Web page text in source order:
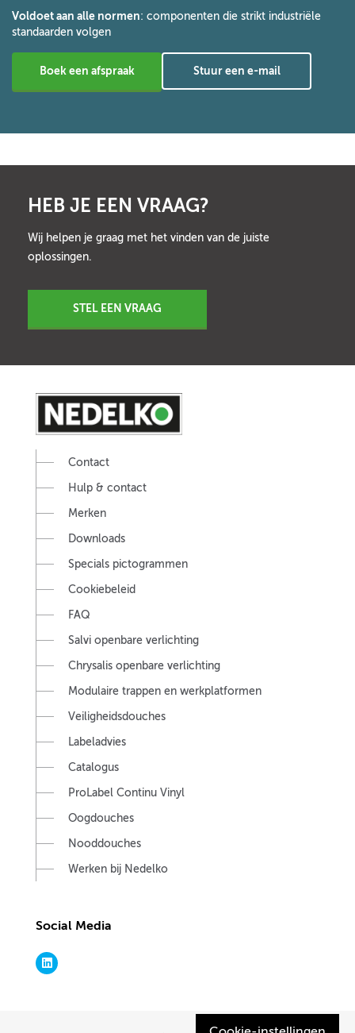
Voldoet aan alle normen: componenten die strikt industriële
standaarden volgen
Boek een afspraak Stuur een e-mail
HEB JE EEN VRAAG?
Wij helpen je graag met het vinden van de juiste
oplossingen.
STEL EEN VRAAG
Contact
Hulp & contact
Merken
Downloads
Specials pictogrammen
Cookiebeleid
FAQ
Salvi openbare verlichting
Chrysalis openbare verlichting
Modulaire trappen en werkplatformen
Veiligheidsdouches
Labeladvies
Catalogus
ProLabel Continu Vinyl
Oogdouches
Nooddouches
Werken bij Nedelko
Social Media